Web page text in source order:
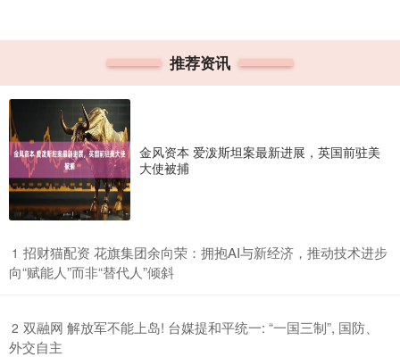
推荐资讯
金风资本 爱泼斯坦案最新进展，英国前驻美
大使被捕
1 ​招财猫配资 花旗集团余向荣：拥抱AI与新经济，推动技术进步
向“赋能人”而非“替代人”倾斜
2 ​双融网 解放军不能上岛! 台媒提和平统一: “一国三制”, 国防、
外交自主